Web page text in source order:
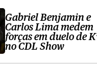
Gabriel Benjamin e
Carlos Lima medem
forças em duelo de
no CDL Show